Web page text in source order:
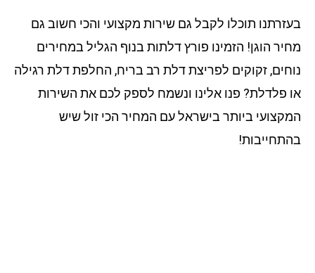
תוכלו לקבל גם שירות מקצועי והכי חשוב גם
הוגן! הזמינו פורץ דלתות בנוף הגליל במחירים
זקוקים לפריצת דלת רב בריח, החלפת דלת רגילה
פלדלת? פנו אלינו ונשמח לספק לכם את השירות
ביותר בישראל עם המחיר הכי זול שיש